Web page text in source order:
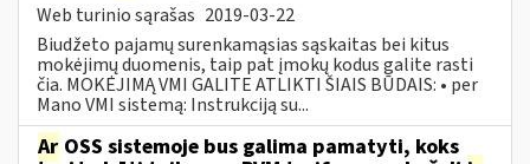
Web turinio sąrašas 2019-03-22
Biudžeto pajamų surenkamąsias sąskaitas bei kitus
mokėjimų duomenis, taip pat įmokų kodus galite rasti
čia. MOKĖJIMĄ VMI GALITE ATLIKTI ŠIAIS BŪDAIS: • per
Mano VMI sistemą: Instrukciją su...
Ar OSS sistemoje bus galima pamatyti, koks